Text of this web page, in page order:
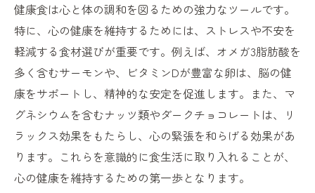
健康食は心と体の調和を図るための強力なツールです。
特に、心の健康を維持するためには、ストレスや不安を
軽減する食材選びが重要です。例えば、オメガ3脂肪酸を
多く含むサーモンや、ビタミンDが豊富な卵は、脳の健
康をサポートし、精神的な安定を促進します。また、マ
グネシウムを含むナッツ類やダークチョコレートは、リ
ラックス効果をもたらし、心の緊張を和らげる効果があ
ります。これらを意識的に食生活に取り入れることが、
心の健康を維持するための第一歩となります。